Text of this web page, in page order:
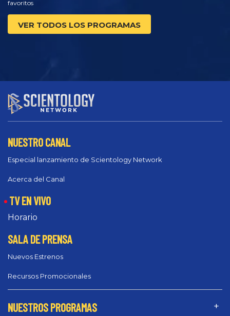
favoritos
VER TODOS LOS PROGRAMAS
NUESTRO CANAL
Especial lanzamiento de Scientology Network
Acerca del Canal
TV EN VIVO
Horario
SALA DE PRENSA
Nuevos Estrenos
Recursos Promocionales
NUESTROS PROGRAMAS